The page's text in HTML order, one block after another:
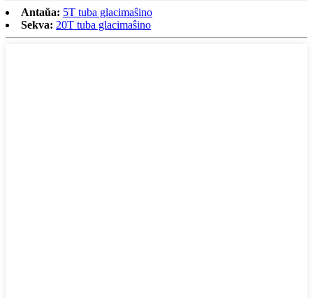
Antaŭa: 5T tuba glacimaŝino
Sekva: 20T tuba glacimaŝino